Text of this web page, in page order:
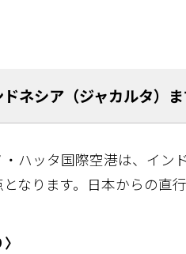
ンドネシア（メダン）までの
ネシア（ジャカルタ）
ハッタ国際空港は、イン
なります。日本からの直